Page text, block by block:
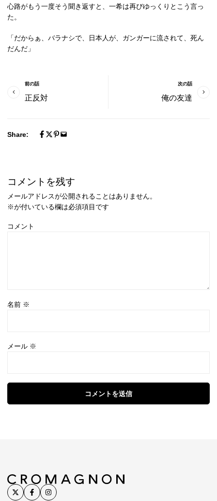
心路がもう一度そう聞き返すと、一希は再びゆっくりとこう言っ
た。
「だからぁ、バラナシで、日本人が、ガンガーに流されて、死ん
だんだ」
前の話
正反対
次の話
俺の友達
Share:
コメントを残す
メールアドレスが公開されることはありません。
※が付いている欄は必須項目です
コメント
名前 ※
メール ※
コメントを送信